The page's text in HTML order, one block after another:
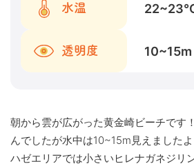
水温 22~23
透明度 10~15m
朝から雲が広がった黄金崎ビーチです
んでしたが水中は10~15m見えましたよ
ハゼエリアでは小さいヒレナガネジリ